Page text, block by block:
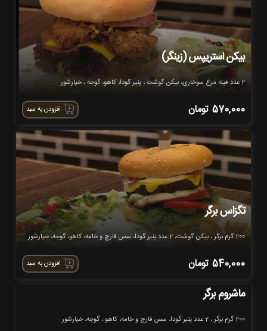
بیکن استریپس (زینگر)
2 عدد فیله مرغ سوخاری، بیکن گوشت ، پنیر گودا، کاهو، گوجه ، خیارشور
570,000 تومان افزودن به سبد
تگزاس برگر
200 گرم برگر ، بیکن گوشت، 2 عدد پنیر گودا، سس قارچ و خامه، کاهو، گوجه، خیارشور
540,000 تومان افزودن به سبد
ماشروم برگر
200 گرم برگر ، 2 عدد پنیر گودا، سس قارچ و خامه، کاهو ، گوجه، خیارشور